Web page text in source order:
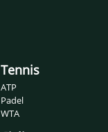
Tennis
ATP
Padel
WTA